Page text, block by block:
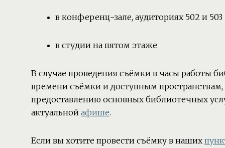
в конференц-зале, аудиториях 502 и 503
в студии на пятом этаже
В случае проведения съёмки в часы работы
времени съёмки и доступным
предоставлению основных библиотечных
актуальной афише.
Если вы хотите провести съёмку в наших